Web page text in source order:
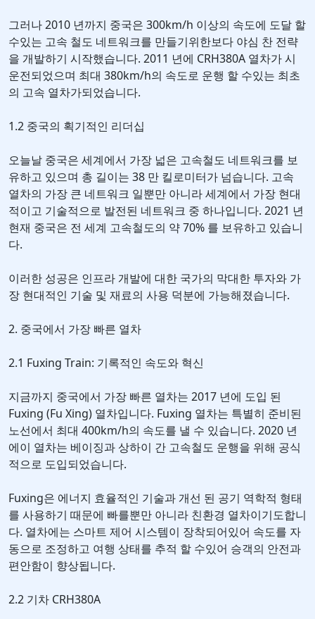
그러나 2010 년까지 중국은 300km/h 이상의 속도에 도달 할
수있는 고속 철도 네트워크를 만들기위한보다 야심 찬 전략
을 개발하기 시작했습니다. 2011 년에 CRH380A 열차가 시
운전되었으며 최대 380km/h의 속도로 운행 할 수있는 최초
의 고속 열차가되었습니다.
1.2 중국의 획기적인 리더십
오늘날 중국은 세계에서 가장 넓은 고속철도 네트워크를 보
유하고 있으며 총 길이는 38 만 킬로미터가 넘습니다. 고속
열차의 가장 큰 네트워크 일뿐만 아니라 세계에서 가장 현대
적이고 기술적으로 발전된 네트워크 중 하나입니다. 2021 년
현재 중국은 전 세계 고속철도의 약 70% 를 보유하고 있습니
다.
이러한 성공은 인프라 개발에 대한 국가의 막대한 투자와 가
장 현대적인 기술 및 재료의 사용 덕분에 가능해졌습니다.
2. 중국에서 가장 빠른 열차
2.1 Fuxing Train: 기록적인 속도와 혁신
지금까지 중국에서 가장 빠른 열차는 2017 년에 도입 된
Fuxing (Fu Xing) 열차입니다. Fuxing 열차는 특별히 준비된
노선에서 최대 400km/h의 속도를 낼 수 있습니다. 2020 년
에이 열차는 베이징과 상하이 간 고속철도 운행을 위해 공식
적으로 도입되었습니다.
Fuxing은 에너지 효율적인 기술과 개선 된 공기 역학적 형태
를 사용하기 때문에 빠를뿐만 아니라 친환경 열차이기도합니
다. 열차에는 스마트 제어 시스템이 장착되어있어 속도를 자
동으로 조정하고 여행 상태를 추적 할 수있어 승객의 안전과
편안함이 향상됩니다.
2.2 기차 CRH380A